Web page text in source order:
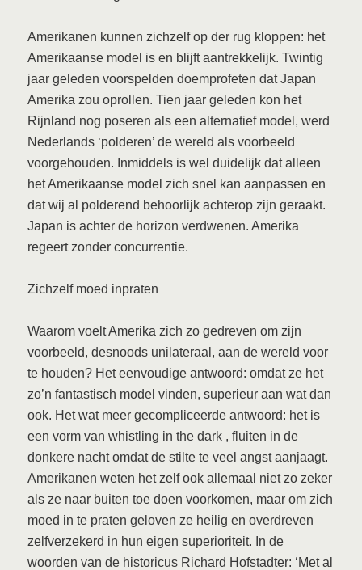
Amerikanen kunnen zichzelf op der rug kloppen: het
Amerikaanse model is en blijft aantrekkelijk. Twintig
jaar geleden voorspelden doemprofeten dat Japan
Amerika zou oprollen. Tien jaar geleden kon het
Rijnland nog poseren als een alternatief model, werd
Nederlands ‘polderen’ de wereld als voorbeeld
voorgehouden. Inmiddels is wel duidelijk dat alleen
het Amerikaanse model zich snel kan aanpassen en
dat wij al polderend behoorlijk achterop zijn geraakt.
Japan is achter de horizon verdwenen. Amerika
regeert zonder concurrentie.
Zichzelf moed inpraten
Waarom voelt Amerika zich zo gedreven om zijn
voorbeeld, desnoods unilateraal, aan de wereld voor
te houden? Het eenvoudige antwoord: omdat ze het
zo’n fantastisch model vinden, superieur aan wat dan
ook. Het wat meer gecompliceerde antwoord: het is
een vorm van whistling in the dark , fluiten in de
donkere nacht omdat de stilte te veel angst aanjaagt.
Amerikanen weten het zelf ook allemaal niet zo zeker
als ze naar buiten toe doen voorkomen, maar om zich
moed in te praten geloven ze heilig en overdreven
zelfverzekerd in hun eigen superioriteit. In de
woorden van de historicus Richard Hofstadter: ‘Met al